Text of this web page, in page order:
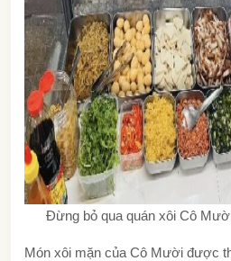
Đừng bỏ qua quán xôi Cô
Món xôi mặn của Cô Mười được